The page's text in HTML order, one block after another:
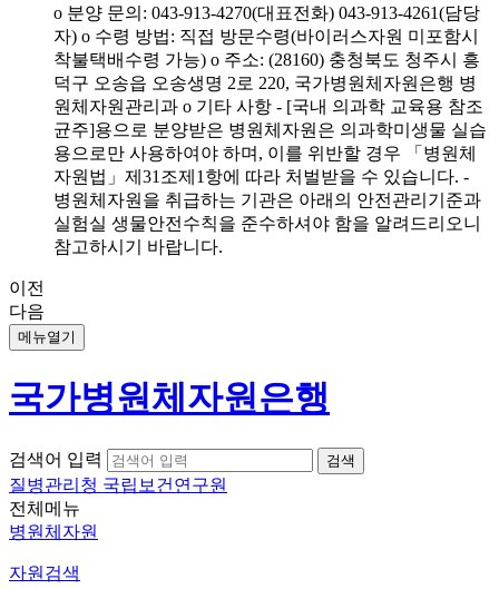
o 분양 문의: 043-913-4270(대표전화) 043-913-4261(담당
자) o 수령 방법: 직접 방문수령(바이러스자원 미포함시
착불택배수령 가능) o 주소: (28160) 충청북도 청주시 흥
덕구 오송읍 오송생명 2로 220, 국가병원체자원은행 병
원체자원관리과 o 기타 사항 - [국내 의과학 교육용 참조
균주]용으로 분양받은 병원체자원은 의과학미생물 실습
용으로만 사용하여야 하며, 이를 위반할 경우 「병원체
자원법」제31조제1항에 따라 처벌받을 수 있습니다. -
병원체자원을 취급하는 기관은 아래의 안전관리기준과
실험실 생물안전수칙을 준수하셔야 함을 알려드리오니
참고하시기 바랍니다.
이전
다음
메뉴열기
국가병원체자원은행
검색어 입력
질병관리청 국립보건연구원
전체메뉴
병원체자원
자원검색